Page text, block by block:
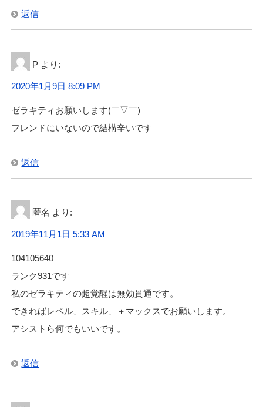
返信
P より:
2020年1月9日 8:09 PM
ゼラキティお願いします(￣▽￣)
フレンドにいないので結構辛いです
返信
匿名 より:
2019年11月1日 5:33 AM
104105640
ランク931です
私のゼラキティの超覚醒は無効貫通です。
できればレベル、スキル、＋マックスでお願いします。
アシストら何でもいいです。
返信